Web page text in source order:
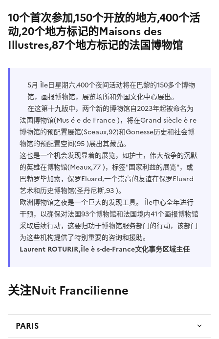
10个首次参加,150个开放的地方,400个活
动,20个地方标记的Maisons des
Illustres,87个地方标记的法国博物馆
5月 Île日星期六,400个夜间活动将在巴黎的150多个博物
馆，画报博物馆，展览场所和外国文化中心展出。
在这第十九版中，两个新的博物馆自2023年起被命名为
法国博物馆(Mus é e de France )，将在Grand siècle è re
博物馆的预配置展馆(Sceaux,92)和Gonesse历史和社会博
物馆的预配置空间(95 )展出其藏品。
这也是一个机会发现显着的展览，如护士，伟大战争的沉默
的英雄在博物馆(Meaux,77 )，标签"国家利益的展览"，或
巴勃罗毕加索，保罗Eluard,一个崇高的友谊在保罗Eluard
艺术和历史博物馆(圣丹尼斯,93 )。
欧洲博物馆之夜是一个巨大的发现工具。 Île中心全年进行
干预，以确保对法国93个博物馆和法国境内41个画报博物馆
采取后续行动，这要归功于博物馆服务部门的行动，该部门
为这些机构提供了特别重要的咨询和援助。
Laurent ROTURIR,Île è s-de-France文化事务区域主任
关注Nuit Francilienne
PARIS